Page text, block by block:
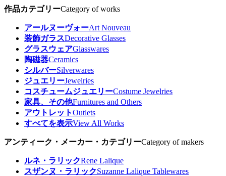
作品カテゴリーCategory of works
アールヌーヴォーArt Nouveau
装飾ガラスDecorative Glasses
グラスウェアGlasswares
陶磁器Ceramics
シルバーSilverwares
ジュエリーJewelries
コスチュームジュエリーCostume Jewelries
家具、その他Furnitures and Others
アウトレットOutlets
すべてを表示View All Works
アンティーク・メーカー・カテゴリーCategory of makers
ルネ・ラリックRene Lalique
スザンヌ・ラリックSuzanne Lalique Tablewares